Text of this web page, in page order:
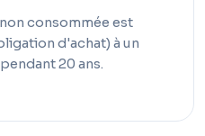
consommée est
d'achat) à un
20 ans.